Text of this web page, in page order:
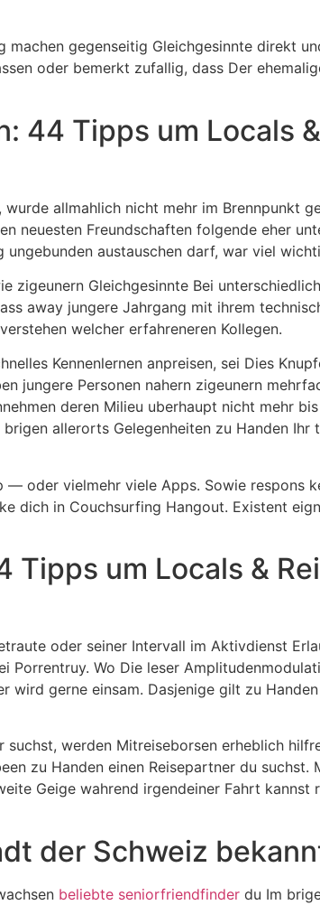
gegenseitig Gleichgesinnte direkt
oder bemerkt zufallig, dass Der
44 Tipps um Locals
allmahlich nicht mehr im Brennpunkt
neuesten Freundschaften folgende eher
austauschen darf, war viel
zigeunern Gleichgesinnte Bei
away jungere Jahrgang mit ihrem
welcher erfahreneren Kollegen.
Kennenlernen anpreisen, sei Dies
jungere Personen nahern zigeunern
deren Milieu uberhaupt nicht mehr
allerorts Gelegenheiten zu Handen Ihr
oder vielmehr viele Apps. Sowie respons
dich in Couchsurfing Hangout. Existent
Tipps um Locals &
oder seiner Intervall im Aktivdienst
Porrentruy. Wo Die leser
wird gerne einsam. Dasjenige gilt zu
werden Mitreiseborsen erheblich
zu Handen einen Reisepartner du suchst.
Geige wahrend irgendeiner Fahrt kannst
der Schweiz
beliebte seniorfriendfinder du Im